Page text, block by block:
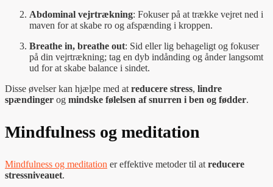
Abdominal vejrtrækning: Fokuser på at trække vejret ned i
maven for at skabe ro og afspænding i kroppen.
Breathe in, breathe out: Sid eller lig behageligt og fokuser
på din vejrtrækning; tag en dyb indånding og ånder langsomt
ud for at skabe balance i sindet.
Disse øvelser kan hjælpe med at reducere stress, lindre
spændinger og mindske følelsen af snurren i ben og fødder.
Mindfulness og meditation
Mindfulness og meditation er effektive metoder til at reducere
stressniveauet.